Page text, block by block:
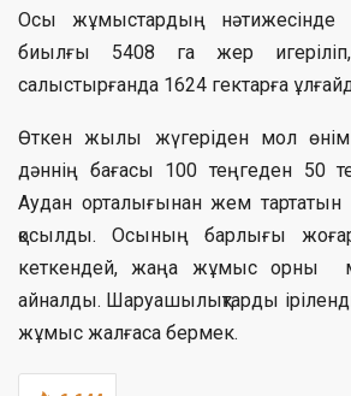
Осы жұмыстардың
биылғы 5408 га жер
салыстырғанда 1624 гектарға
Өткен жылы жүгеріден мол
дәннің бағасы 100 теңгеден 50
Аудан орталығынан жем
қосылды. Осының барлығы
кеткендей, жаңа жұмыс орны
айналды. Шаруашылықтарды
жұмыс жалғаса бермек.